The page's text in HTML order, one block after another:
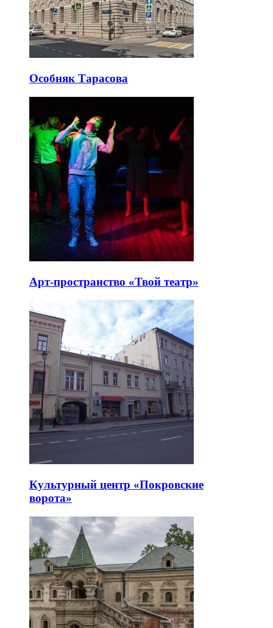
Особняк Тарасова
Арт-пространство «Твой театр»
Культурный центр «Покровские
ворота»